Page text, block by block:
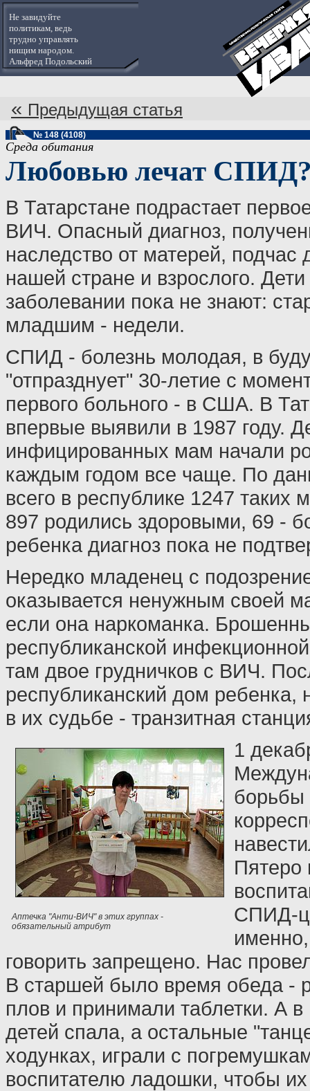
Не завидуйте
политикам, ведь
трудно управлять
нищим народом.
Альфред Подольский
« Предыдущая статья
№ 148 (4108)
Среда обитания
Любовью лечат
В Татарстане подрастает
ВИЧ. Опасный диагноз,
наследство от матерей, подчас
нашей стране и взрослого.
заболевании пока не знают:
младшим - недели.
СПИД - болезнь молодая, в
"отпразднует" 30-летие с
первого больного - в США. В
впервые выявили в 1987 году.
инфицированных мам начали
каждым годом все чаще. По
всего в республике 1247
897 родились здоровыми, 69 -
ребенка диагноз пока не
Нередко младенец с
оказывается ненужным своей
если она наркоманка.
республиканской
там двое грудничков с ВИЧ.
республиканский дом ребенка,
в их судьбе - транзитная
Аптечка "Анти-ВИЧ" в этих группах -
обязательный атрибут
1
Пятеро
СПИД-
говорить запрещено. Нас
В старшей было время обеда -
плов и принимали таблетки. А
детей спала, а остальные
ходунках, играли с
воспитателю ладошки, чтобы